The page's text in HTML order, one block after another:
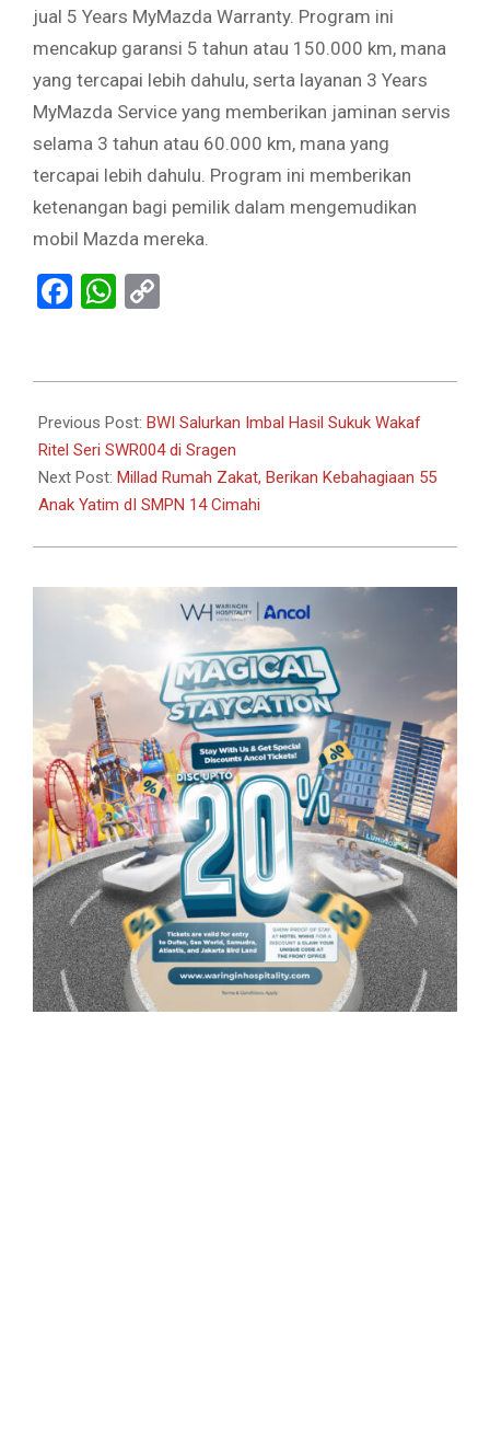
jual 5 Years MyMazda Warranty. Program ini
mencakup garansi 5 tahun atau 150.000 km, mana
yang tercapai lebih dahulu, serta layanan 3 Years
MyMazda Service yang memberikan jaminan servis
selama 3 tahun atau 60.000 km, mana yang
tercapai lebih dahulu. Program ini memberikan
ketenangan bagi pemilik dalam mengemudikan
mobil Mazda mereka.
Facebook
WhatsApp
07-
21
Previous Post: BWI Salurkan Imbal Hasil Sukuk Wakaf
Ritel Seri SWR004 di Sragen
Next Post: Millad Rumah Zakat, Berikan Kebahagiaan 55
Anak Yatim dI SMPN 14 Cimahi